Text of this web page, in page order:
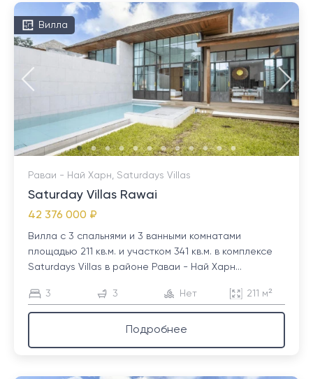
Вилла
Раваи - Най Харн, Saturdays Villas
Saturday Villas Rawai
42 376 000 ₽
Вилла с 3 спальнями и 3 ванными комнатами
площадью 211 кв.м. и участком 341 кв.м. в комплексе
Saturdays Villas в районе Раваи - Най Харн...
3 3 Нет 211 м²
Подробнее